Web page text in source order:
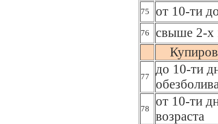
75 от 10-ти
76
свыше 2-х
77
до 10-ти
78
от 10-ти
возраста